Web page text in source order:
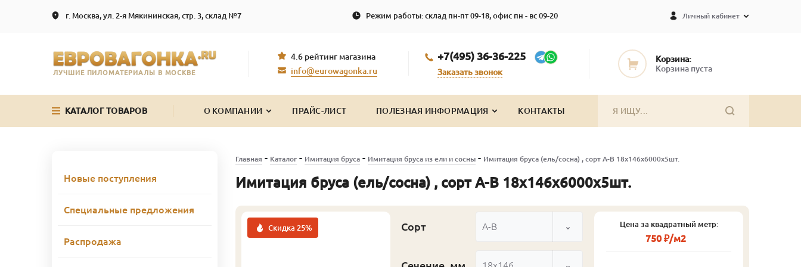
г. Москва, ул. 2-я Мякининская, стр. 3, склад №7 Режим работы: склад пн-пт 09-18, офис пн - вс 09-20 Личный кабинет
ЛУЧШИЕ ПИЛОМАТЕРИАЛЫ В МОСКВЕ
4.6 рейтинг магазина
info@eurowagonka.ru
+7(495) 36-36-225
Заказать звонок
Корзина:
Корзина пуста
КАТАЛОГ ТОВАРОВ О КОМПАНИИ ПРАЙС-ЛИСТ ПОЛЕЗНАЯ ИНФОРМАЦИЯ КОНТАКТЫ
Главная - Каталог- Имитация бруса- Имитация бруса из ели и сосны- Имитация бруса (ель/сосна) , сорт А-В 18х146х6000х5шт.
Имитация бруса (ель/сосна) , сорт А-В 18х146х6000х5шт.
Скидка 25% Сорт А-В Цена за квадратный метр:
750 ₽/м2
Новые поступления
Специальные предложения
Распродажа